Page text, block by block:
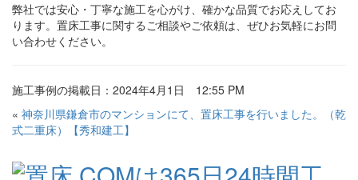
弊社では安心・丁寧な施工を心がけ、確かな品質でお応えしてお
ります。置床工事に関するご相談やご依頼は、ぜひお気軽にお問
い合わせください。
施工事例の掲載日：2024年4月1日 12:55 PM
« 神奈川県鎌倉市のマンションにて、置床工事を行いました。（乾
式二重床）【秀和建工】